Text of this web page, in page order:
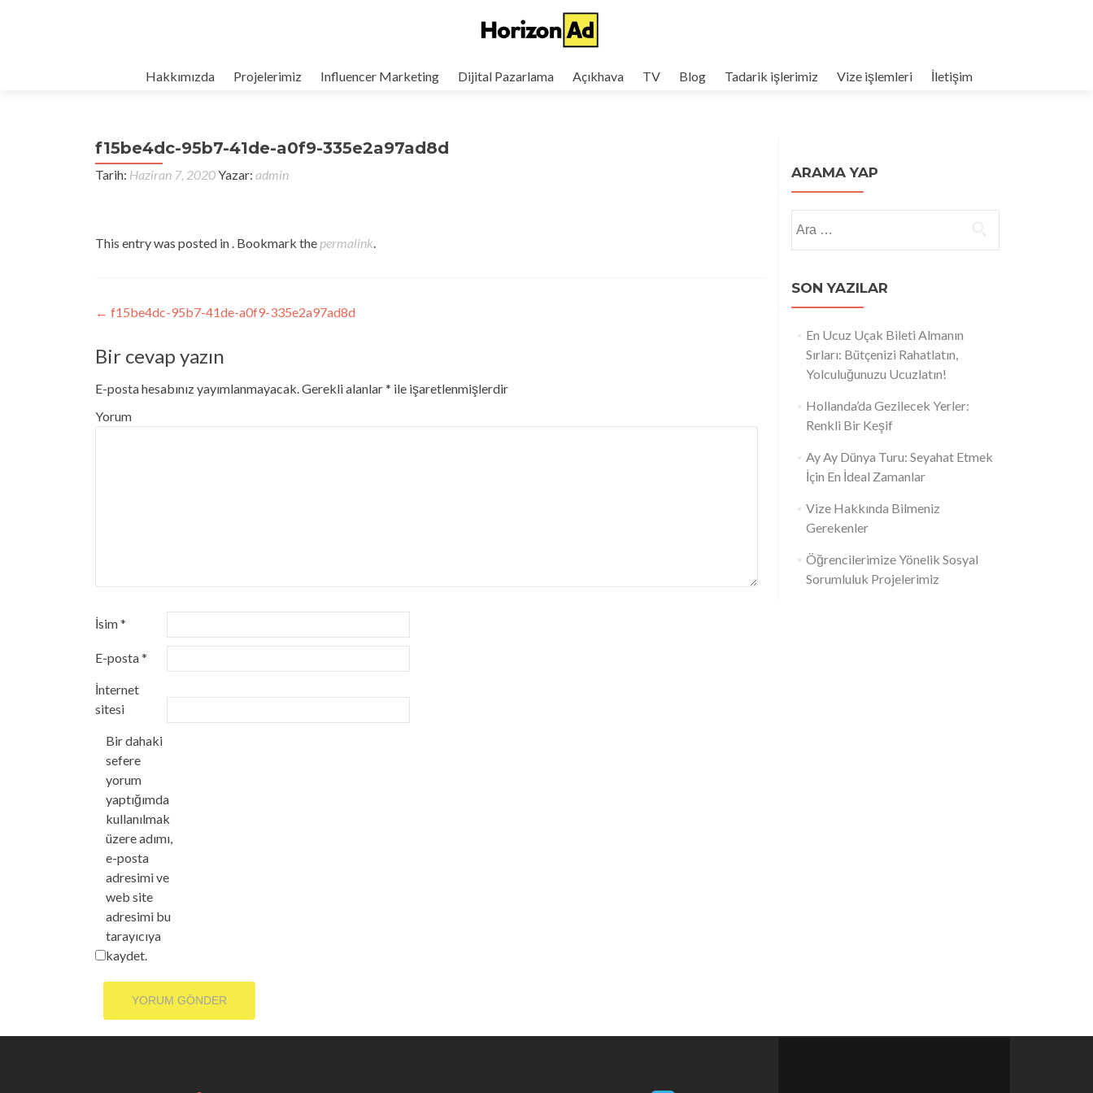
Hakkımızda Projelerimiz Influencer Marketing Dijital Pazarlama Açıkhava TV Blog Tadarik işlerimiz Vize işlemleri İletişim
f15be4dc-95b7-41de-a0f9-335e2a97ad8d
Tarih: Haziran 7, 2020Yazar: admin
This entry was posted in . Bookmark the permalink.
Post navigation
← f15be4dc-95b7-41de-a0f9-335e2a97ad8d
Bir cevap yazın
E-posta hesabınız yayımlanmayacak.Gerekli alanlar* ile işaretlenmişlerdir
Yorum
İsim*
E-posta*
İnternet
sitesi
Bir dahaki
sefere
yorum
yaptığımda
kullanılmak
üzere adımı,
e-posta
adresimi ve
web site
adresimi bu
tarayıcıya
kaydet.
ARAMA YAP
SON YAZILAR
En Ucuz Uçak Bileti Almanın
Sırları: Bütçenizi Rahatlatın,
Yolculuğunuzu Ucuzlatın!
Hollanda’da Gezilecek Yerler:
Renkli Bir Keşif
Ay Ay Dünya Turu: Seyahat Etmek
İçin En İdeal Zamanlar
Vize Hakkında Bilmeniz
Gerekenler
Öğrencilerimize Yönelik Sosyal
Sorumluluk Projelerimiz